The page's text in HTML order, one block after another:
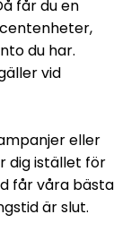
får du en
du har.
vid
eller
dig istället för
får våra bästa
är slut.